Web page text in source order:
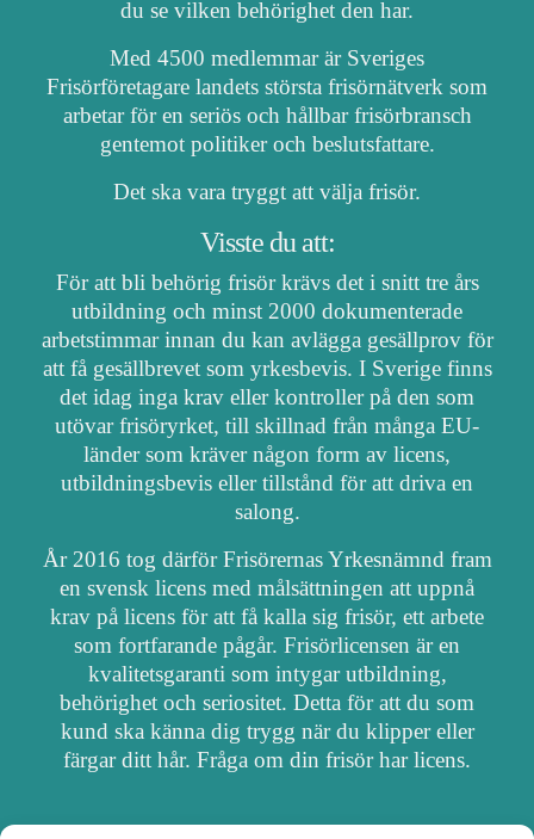
du se vilken behörighet den har.
Med 4500 medlemmar är Sveriges
Frisörföretagare landets största frisörnätverk som
arbetar för en seriös och hållbar frisörbransch
gentemot politiker och beslutsfattare.
Det ska vara tryggt att välja frisör.
Visste du att:
För att bli behörig frisör krävs det i snitt tre års
utbildning och minst 2000 dokumenterade
arbetstimmar innan du kan avlägga gesällprov för
att få gesällbrevet som yrkesbevis. I Sverige finns
det idag inga krav eller kontroller på den som
utövar frisöryrket, till skillnad från många EU-
länder som kräver någon form av licens,
utbildningsbevis eller tillstånd för att driva en
salong.
År 2016 tog därför Frisörernas Yrkesnämnd fram
en svensk licens med målsättningen att uppnå
krav på licens för att få kalla sig frisör, ett arbete
som fortfarande pågår. Frisörlicensen är en
kvalitetsgaranti som intygar utbildning,
behörighet och seriositet. Detta för att du som
kund ska känna dig trygg när du klipper eller
färgar ditt hår. Fråga om din frisör har licens.